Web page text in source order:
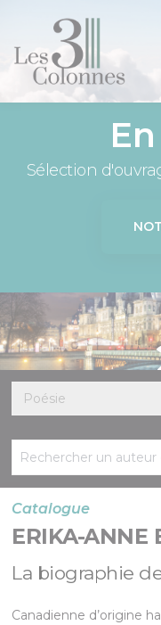
Sélection
Catalogue
ERIKA-ANNE
La biographie
Canadienne d’origine